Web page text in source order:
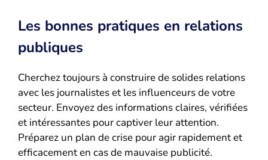
Les bonnes pratiques en relations
publiques
Cherchez toujours à construire de solides relations
avec les journalistes et les influenceurs de votre
secteur. Envoyez des informations claires, vérifiées
et intéressantes pour captiver leur attention.
Préparez un plan de crise pour agir rapidement et
efficacement en cas de mauvaise publicité.